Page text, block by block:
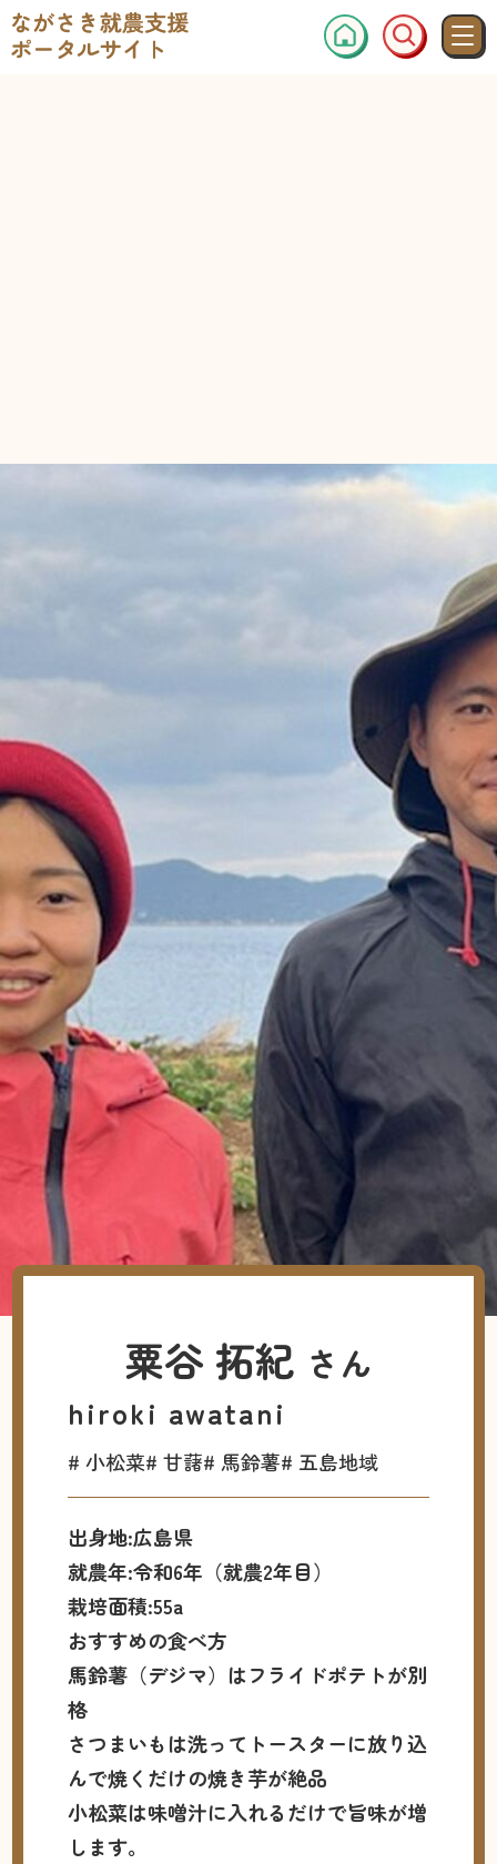
粟谷 拓紀 さん
hiroki awatani
# 小松菜# 甘藷# 馬鈴薯# 五島地域
出身地:広島県
就農年:令和6年（就農2年目）
栽培面積:55a
おすすめの食べ方
馬鈴薯（デジマ）はフライドポテトが別
格
さつまいもは洗ってトースターに放り込
んで焼くだけの焼き芋が絶品
小松菜は味噌汁に入れるだけで旨味が増
します。